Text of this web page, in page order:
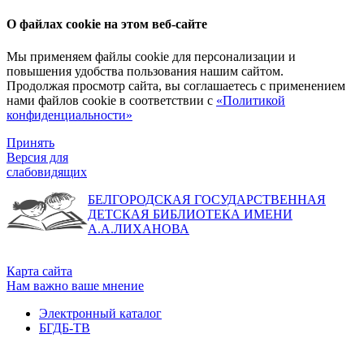
О файлах cookie на этом веб-сайте
Мы применяем файлы cookie для персонализации и
повышения удобства пользования нашим сайтом.
Продолжая просмотр сайта, вы соглашаетесь с применением
нами файлов cookie в соответствии с «Политикой
конфиденциальности»
Принять
Версия для
слабовидящих
БЕЛГОРОДСКАЯ ГОСУДАРСТВЕННАЯ
ДЕТСКАЯ БИБЛИОТЕКА ИМЕНИ
А.А.ЛИХАНОВА
Карта сайта
Нам важно ваше мнение
Электронный каталог
БГДБ-ТВ